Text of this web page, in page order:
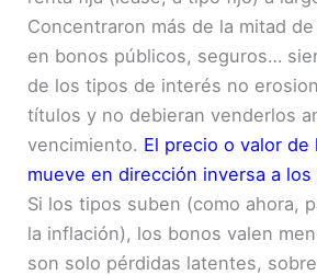
Concentraron más de la mitad
en bonos públicos, seguros…
de los tipos de interés no
títulos y no debieran venderlos
vencimiento. El precio o valor de
mueve en dirección inversa a
Si los tipos suben (como ahora,
la inflación), los bonos valen
son solo pérdidas latentes,